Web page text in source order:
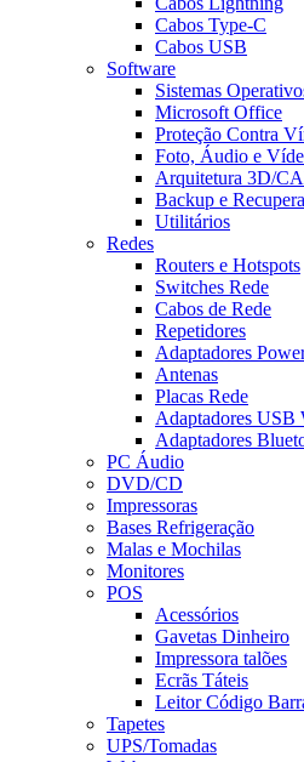
Cabos Type-C
Cabos USB
Software
Sistemas
Microsoft Office
Proteção Contra
Foto, Áudio e
Arquitetura 3D/
Backup e
Utilitários
Redes
Routers e Hotspots
Switches Rede
Cabos de Rede
Repetidores
Adaptadores
Antenas
Placas Rede
Adaptadores USB
Adaptadores
PC Áudio
DVD/CD
Impressoras
Bases Refrigeração
Malas e Mochilas
Monitores
POS
Acessórios
Gavetas Dinheiro
Impressora talões
Ecrãs Táteis
Leitor Código
Tapetes
UPS/Tomadas